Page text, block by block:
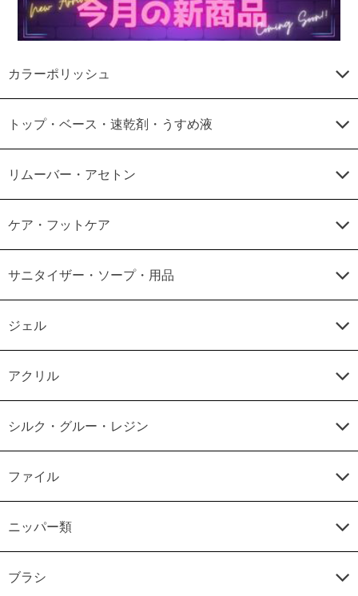
カラーポリッシュ
トップ・ベース・速乾剤・うすめ液
リムーバー・アセトン
ケア・フットケア
サニタイザー・ソープ・用品
ジェル
アクリル
シルク・グルー・レジン
ファイル
ニッパー類
ブラシ